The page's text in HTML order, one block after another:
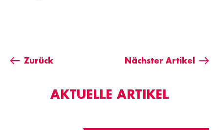
Zurück Nächster Artikel
AKTUELLE ARTIKEL